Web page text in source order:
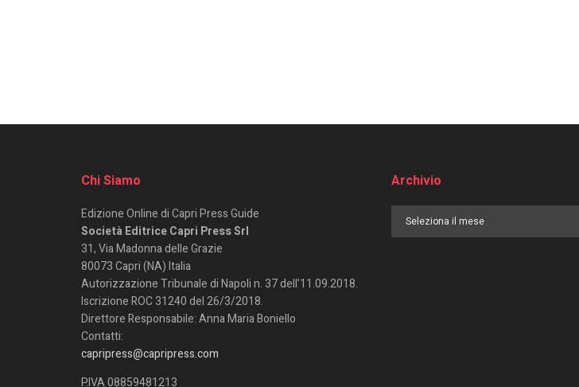
Chi Siamo
Edizione Online di Capri Press Guide
Società Editrice Capri Press Srl
31, Via Madonna delle Grazie
80073 Capri (NA) Italia
Autorizzazione Tribunale di Napoli n. 37 dell’11.09.2018.
Iscrizione ROC 31240 del 26/3/2018.
Direttore Responsabile: Anna Maria Boniello
Contatti:
capripress@capripress.com
P.IVA 08859481213
Archivio